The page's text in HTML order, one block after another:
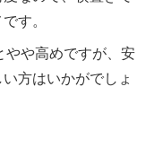
す。
やや高めですが、安
方はいかがでしょ